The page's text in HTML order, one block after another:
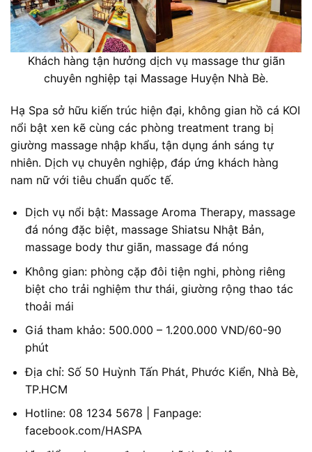
Khách hàng tận hưởng dịch vụ massage thư giãn
chuyên nghiệp tại Massage Huyện Nhà Bè.
Hạ Spa sở hữu kiến trúc hiện đại, không gian hồ cá KOI
nổi bật xen kẽ cùng các phòng treatment trang bị
giường massage nhập khẩu, tận dụng ánh sáng tự
nhiên. Dịch vụ chuyên nghiệp, đáp ứng khách hàng
nam nữ với tiêu chuẩn quốc tế.
Dịch vụ nổi bật: Massage Aroma Therapy, massage
đá nóng đặc biệt, massage Shiatsu Nhật Bản,
massage body thư giãn, massage đá nóng
Không gian: phòng cặp đôi tiện nghi, phòng riêng
biệt cho trải nghiệm thư thái, giường rộng thao tác
thoải mái
Giá tham khảo: 500.000 – 1.200.000 VND/60-90
phút
Địa chỉ: Số 50 Huỳnh Tấn Phát, Phước Kiển, Nhà Bè,
TP.HCM
Hotline: 08 1234 5678 | Fanpage:
facebook.com/HASPA